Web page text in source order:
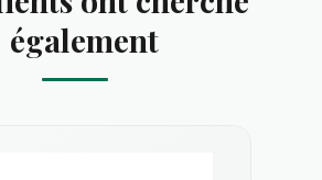
également